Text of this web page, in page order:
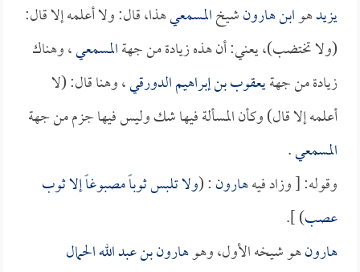
يزيدهوابن هارونشيخالمسمعيهذا، قال: ولا أعلمه إلا قال:
(ولا تختضب)، يعني: أن هذه زيادة من جهةالمسمعي، وهناك
زيادة من جهةيعقوب بن إبراهيم الدورقي، وهنا قال: (لا
أعلمه إلا قال) وكأن المسألة فيها شك وليس فيها جزم من جهة
المسمعي.
وقوله: [ وزاد فيههارون: (ولا تلبس ثوباً مصبوغاً إلا ثوب
عصب) ].
هارونهو شيخه الأول، وهوهارون بن عبد الله الحمال